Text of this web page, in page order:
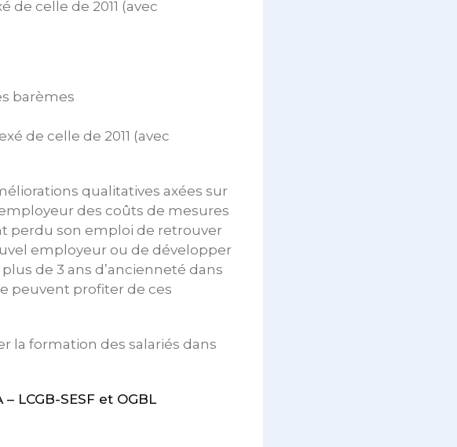
celle de 2011 (avec
barèmes
de celle de 2011 (avec
qualitatives axées sur
des coûts de mesures
perdu son emploi de retrouver
employeur ou de développer
de 3 ans d’ancienneté dans
peuvent profiter de ces
la formation des salariés dans
LCGB-SESF et OGBL